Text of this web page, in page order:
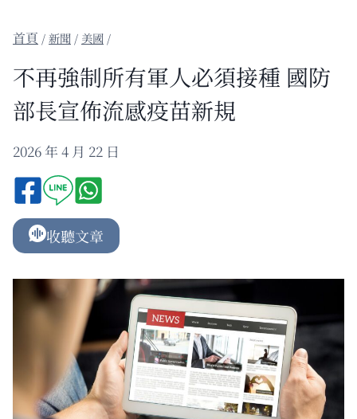
/新聞 / 美國 /
不再強制所有軍人必須接種 國防
部長宣佈流感疫苗新規
2026 年 4 月 22 日
收聽文章